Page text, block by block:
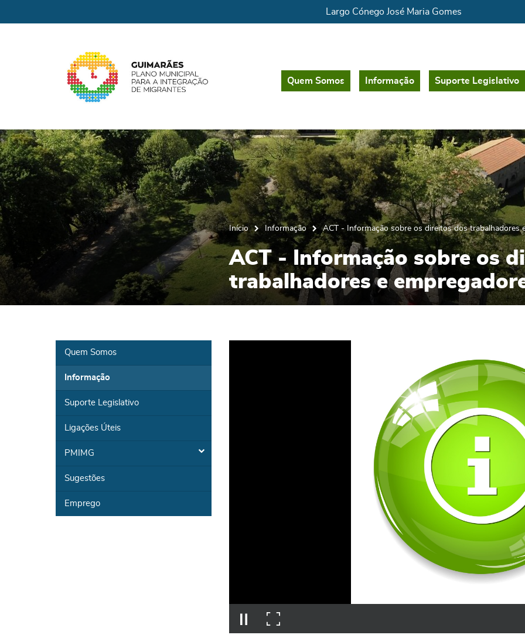
Largo Cónego José Maria Gomes
Quem Somos Informação Suporte Legislativo
Início Informação ACT - Informação sobre os direitos dos trabalhadores
ACT - Informação sobre os
trabalhadores e
Quem Somos
Informação
Suporte Legislativo
Ligações Úteis
PMIMG
Sugestões
Emprego